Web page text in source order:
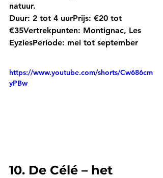
natuur.
Duur: 2 tot 4 uurPrijs: €20 tot
€35Vertrekpunten: Montignac, Les
EyziesPeriode: mei tot september
https://www.youtube.com/shorts/Cw686cm
yPBw
10. De Célé – het